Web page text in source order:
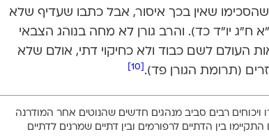
שהסכימו שאין בכך איסור, אבל כתבו שעדיף שלא
ח”ג יו”ד כד). והרב גורן לא מחה בנוהג הצבאי
העולם לשם כבוד ולא כחיקוי דתי, אולם שלא
(תרומת הגורן פד).
ויכוחים רבים סביב מנהגים חדשים שהנוטים אחר המודרנה
בין הדתיים לרפורמים ובין דתיים שמרנים לדתיים